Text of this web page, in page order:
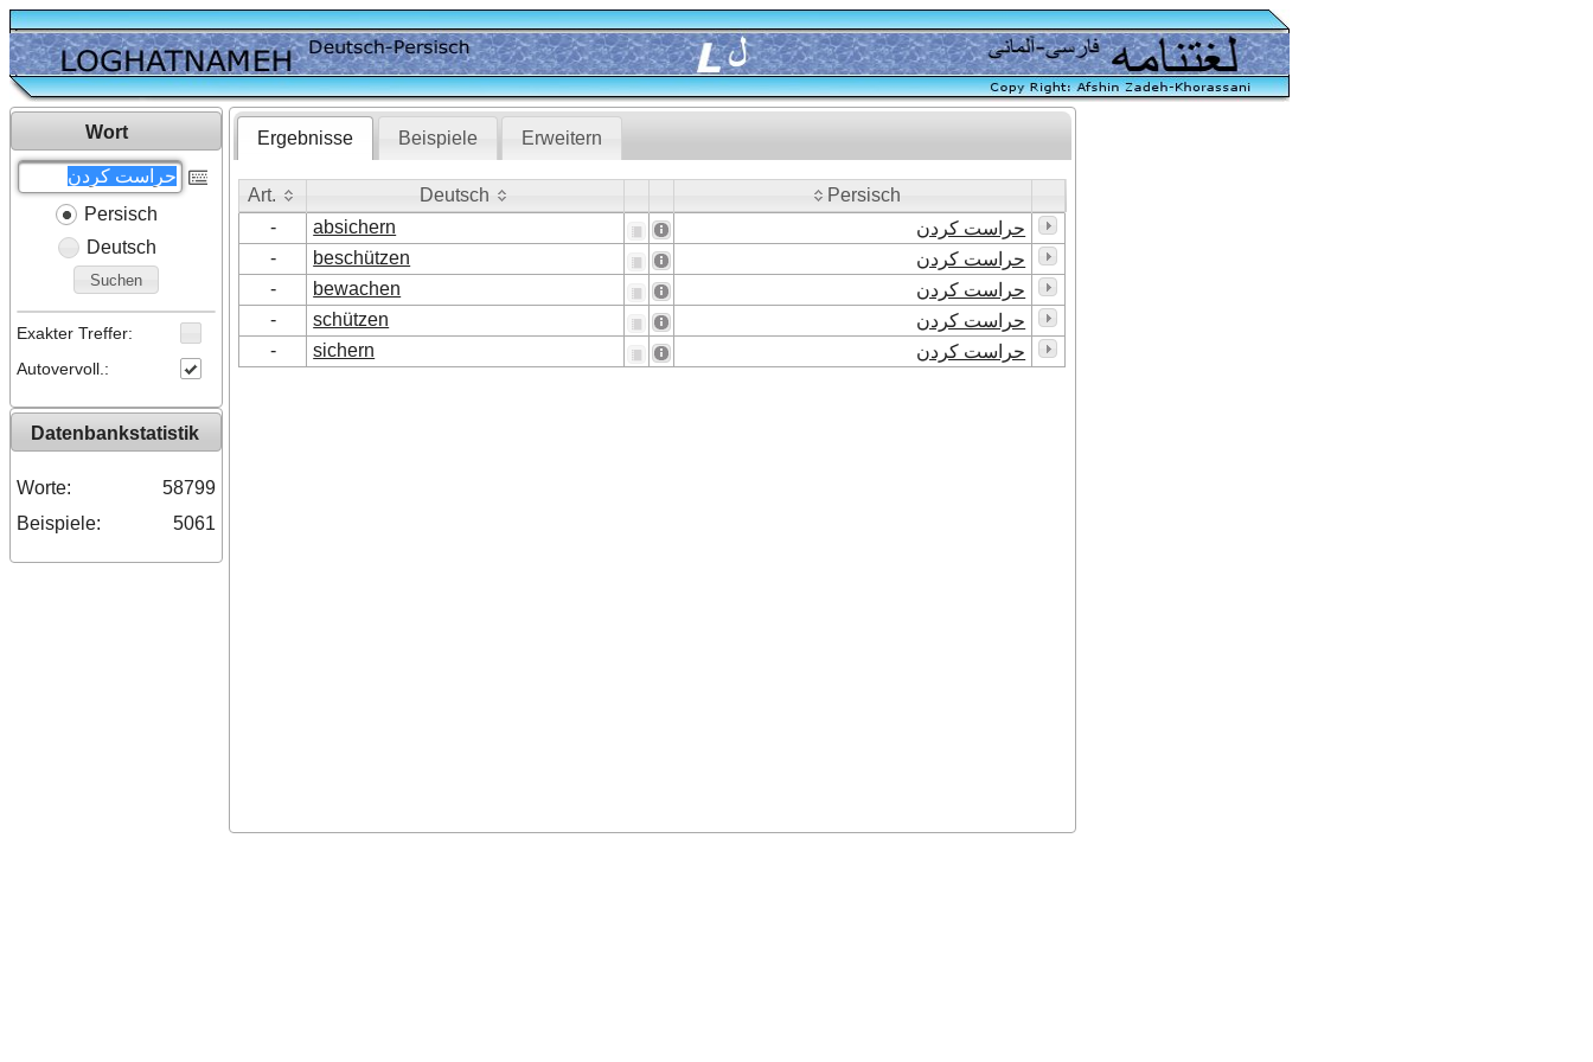
Wort
Persisch
Deutsch
Suchen
Exakter Treffer:
Autovervoll.:
Datenbankstatistik
Worte:
58799
Beispiele:
5061
Ergebnisse Beispiele Erweitern
Art. Deutsch
Persisch
- absichern
حراست کردن
-
beschützen
حراست کردن
-
bewachen
حراست کردن
-
schützen
حراست کردن
-
sichern حراست کردن